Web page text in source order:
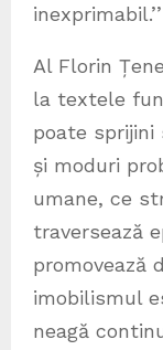
inexprimabil.’’
Al Florin
la textele
poate sprijini
și moduri
umane, ce
traversează
promovează
imobilismul
neagă